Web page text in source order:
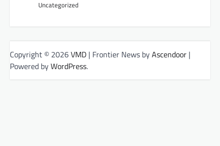
Uncategorized
Copyright © 2026VMD | Frontier News byAscendoor |
Powered byWordPress.